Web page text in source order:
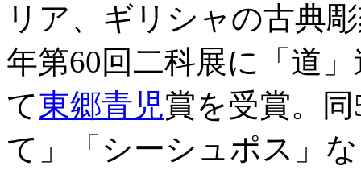
リア、ギリシャの古典
年第60回二科展に「道
て東郷青児賞を受賞。
て」「シーシュポス」